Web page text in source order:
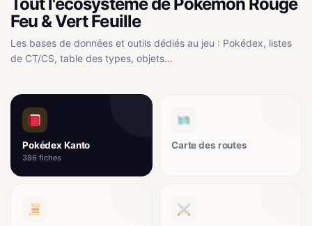
Feu & Vert Feuille
Les bases de données et outils dédiés au jeu : Pokédex, listes
de CT/CS, table des types, objets…
Pokédex Kanto
386 fiches
Carte des routes